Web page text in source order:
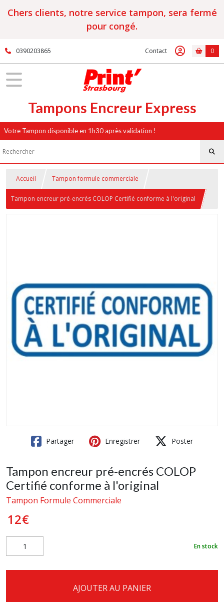
Chers clients, notre service tampon, sera fermé
pour congé.
0390203865 Contact 0
Tampons Encreur Express
Votre Tampon disponible en 1h30 après validation !
Accueil Tampon formule commerciale
Tampon encreur pré-encrés COLOP Certifié conforme à l'original
Partager Enregistrer Poster
Tampon encreur pré-encrés COLOP
Certifié conforme à l'original
Tampon Formule Commerciale
12€
En stock
AJOUTER AU PANIER